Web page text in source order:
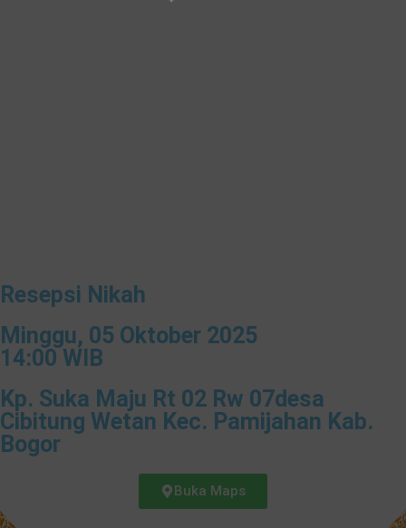
Resepsi Nikah
Minggu, 05 Oktober 2025
14:00 WIB
Kp. Suka Maju Rt 02 Rw 07desa
Cibitung Wetan Kec. Pamijahan Kab.
Bogor
Buka Maps